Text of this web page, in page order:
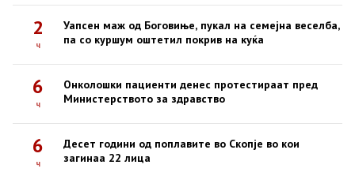
2
ч
Уапсен маж од Боговиње, пукал на семејна веселба,
па со куршум оштетил покрив на куќа
6
ч
Онколошки пациенти денес протестираат пред
Министерството за здравство
6
ч
Десет години од поплавите во Скопје во кои
загинаа 22 лица